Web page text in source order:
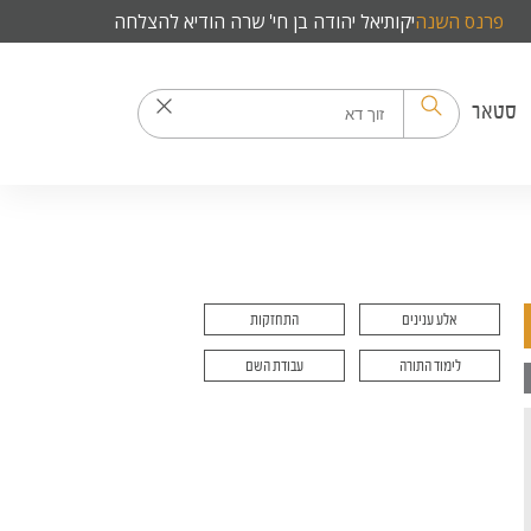
פרנס השנהיקותיאל יהודה בן חי' שרה הודיא להצלחה
סטאר
אלע ענינים התחזקות
לימוד התורה עבודת השם